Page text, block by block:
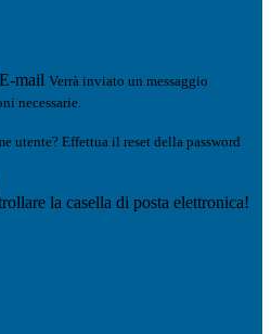
E-mail Verrà inviato un messaggio
necessarie.
utente? Effettua il reset della password
la casella di posta elettronica!